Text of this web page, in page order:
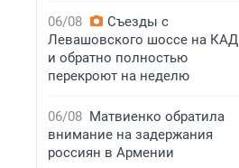
06/08
Съезды с
Левашовского шоссе на КАД
и обратно полностью
перекроют на неделю
06/08 Матвиенко обратила
внимание на задержания
россиян в Армении